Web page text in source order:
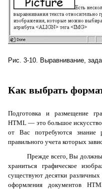
Рис. 3-10. Выравнивание,
Как выбрать
Подготовка и размещение
HTML — это большое
от Вас потребуются знание
правильного учета которых
Прежде всего, Вы
храниться графическое
существуют десятки
оформления документов